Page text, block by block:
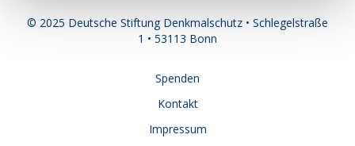
© 2025 Deutsche Stiftung Denkmalschutz • Schlegelstraße
1 • 53113 Bonn
Spenden
Kontakt
Impressum